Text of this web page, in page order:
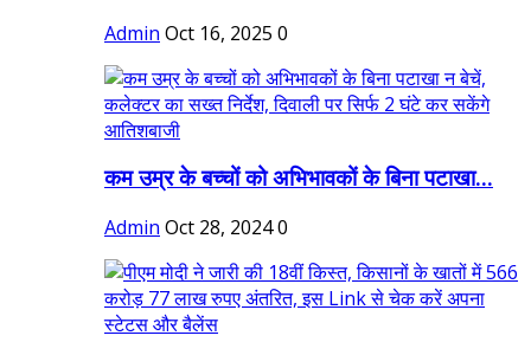
Admin Oct 16, 2025 0
कम उम्र के बच्चों को अभिभावकों के बिना पटाखा...
Admin Oct 28, 20240